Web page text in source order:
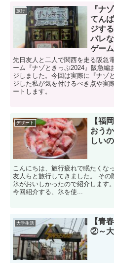
旅行
『ナ
てん
ジす
バレ
ゲーム
先日友人と二人で関西を走る阪急
ーム『ナゾときっぷ2024』阪急編
ジしました。今回は実際に『ナゾ
ジした私が気を付けるべき点や実
ートします。
デザート
【福
おう
しい
こんにちは、旅行疲れで眠たくな
友人らと旅行してきました。 その
氷がおいしかったので紹介します
今回紹介する、氷を使...
大学生活
【青
②～大